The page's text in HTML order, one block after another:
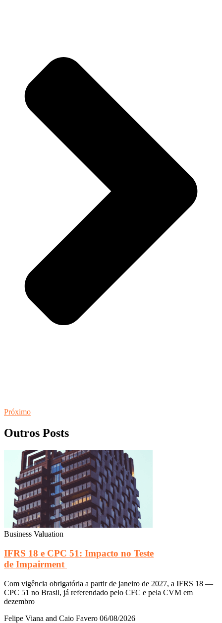
Próximo
Outros Posts
Business Valuation
IFRS 18 e CPC 51: Impacto no Teste
de Impairment
Com vigência obrigatória a partir de janeiro de 2027, a IFRS 18 —
CPC 51 no Brasil, já referendado pelo CFC e pela CVM em
dezembro
Felipe Viana and Caio Favero 06/08/2026